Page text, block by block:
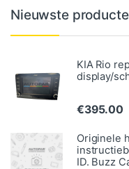
Nieuwste
KIA Rio
display/
€395.00
Originele
ID. Buzz